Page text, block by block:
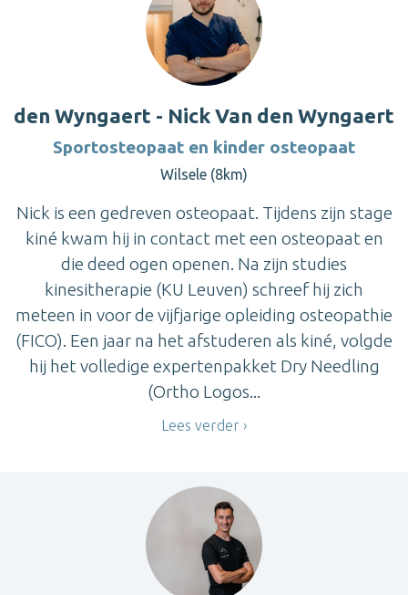
den Wyngaert - Nick Van den Wyngaert
Sportosteopaat en kinder osteopaat
Wilsele (8km)
Nick is een gedreven osteopaat. Tijdens zijn stage
kiné kwam hij in contact met een osteopaat en
die deed ogen openen. Na zijn studies
kinesitherapie (KU Leuven) schreef hij zich
meteen in voor de vijfjarige opleiding osteopathie
(FICO). Een jaar na het afstuderen als kiné, volgde
hij het volledige expertenpakket Dry Needling
(Ortho Logos...
Lees verder